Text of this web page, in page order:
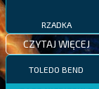
RZADKA
CZYTAJ WIĘCEJ
TOLEDO BEND